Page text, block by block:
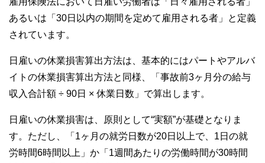
あるいは「30日以内の期間を定めて雇用される者」と定義
されています。
日雇いの休業損害算出方法は、基本的にはパートやアルバ
イトの休業損害算出方法と同様、「事故前3ヶ月分の給与
収入合計額 ÷ 90日 × 休業日数」で算出します。
日雇いの休業損害は、原則として“実額”が基礎となりま
す。ただし、「1ヶ月の就労日数が20日以上で、1日の就
労時間6時間以上」か「1週間あたりの労働時間が30時間